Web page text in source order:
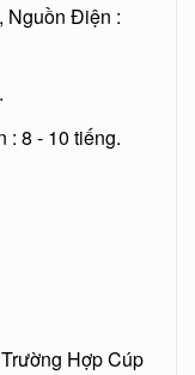
Nguồn Điện :
8 - 10 tiếng.
Hợp Cúp